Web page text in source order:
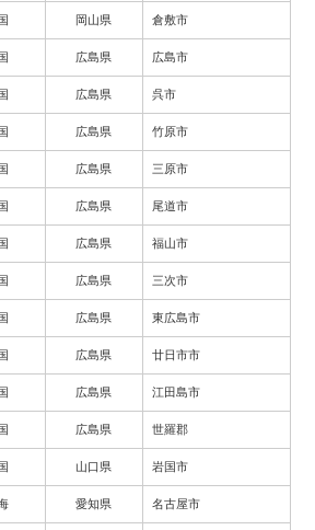
岡山県 倉敷市
広島県 広島市
広島県 呉市
広島県 竹原市
広島県 三原市
広島県 尾道市
広島県 福山市
広島県 三次市
広島県 東広島市
広島県 廿日市市
広島県 江田島市
広島県 世羅郡
山口県 岩国市
愛知県 名古屋市